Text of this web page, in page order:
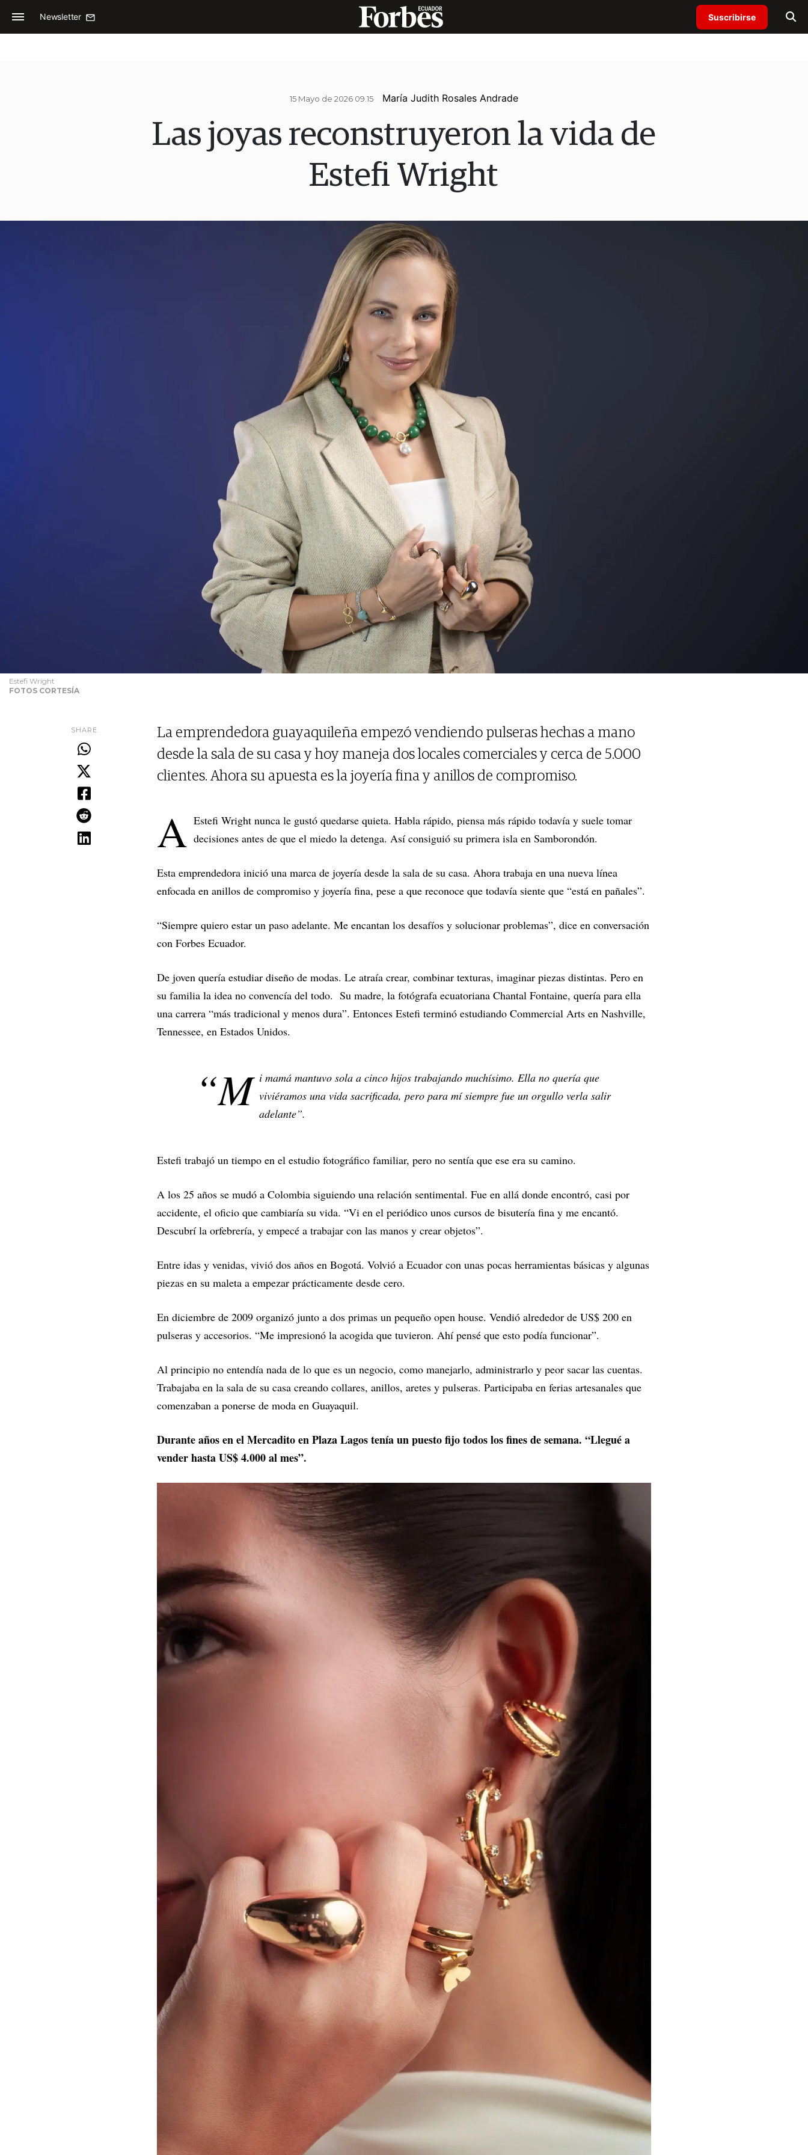
Newsletter Suscribirse
15 Mayo de 2026 09.15 María Judith Rosales Andrade
Las joyas reconstruyeron la vida de
Estefi Wright
Estefi Wright
FOTOS CORTESÍA
SHARE
La emprendedora guayaquileña empezó vendiendo pulseras hechas a mano
desde la sala de su casa y hoy maneja dos locales comerciales y cerca de 5.000
clientes. Ahora su apuesta es la joyería fina y anillos de compromiso.
A Estefi Wright nunca le gustó quedarse quieta. Habla rápido, piensa más rápido todavía y suele tomar
decisiones antes de que el miedo la detenga. Así consiguió su primera isla en Samborondón.
Esta emprendedora inició una marca de joyería desde la sala de su casa. Ahora trabaja en una nueva línea
enfocada en anillos de compromiso y joyería fina, pese a que reconoce que todavía siente que “está en pañales”.
“Siempre quiero estar un paso adelante. Me encantan los desafíos y solucionar problemas”, dice en conversación
con Forbes Ecuador.
De joven quería estudiar diseño de modas. Le atraía crear, combinar texturas, imaginar piezas distintas. Pero en
su familia la idea no convencía del todo. Su madre, la fotógrafa ecuatoriana Chantal Fontaine, quería para ella
una carrera “más tradicional y menos dura”. Entonces Estefi terminó estudiando Commercial Arts en Nashville,
Tennessee, en Estados Unidos.
“M i mamá mantuvo sola a cinco hijos trabajando muchísimo. Ella no quería que
viviéramos una vida sacrificada, pero para mí siempre fue un orgullo verla salir
adelante”.
Estefi trabajó un tiempo en el estudio fotográfico familiar, pero no sentía que ese era su camino.
A los 25 años se mudó a Colombia siguiendo una relación sentimental. Fue en allá donde encontró, casi por
accidente, el oficio que cambiaría su vida. “Vi en el periódico unos cursos de bisutería fina y me encantó.
Descubrí la orfebrería, y empecé a trabajar con las manos y crear objetos”.
Entre idas y venidas, vivió dos años en Bogotá. Volvió a Ecuador con unas pocas herramientas básicas y algunas
piezas en su maleta a empezar prácticamente desde cero.
En diciembre de 2009 organizó junto a dos primas un pequeño open house. Vendió alrededor de US$ 200 en
pulseras y accesorios. “Me impresionó la acogida que tuvieron. Ahí pensé que esto podía funcionar”.
Al principio no entendía nada de lo que es un negocio, como manejarlo, administrarlo y peor sacar las cuentas.
Trabajaba en la sala de su casa creando collares, anillos, aretes y pulseras. Participaba en ferias artesanales que
comenzaban a ponerse de moda en Guayaquil.
Durante años en el Mercadito en Plaza Lagos tenía un puesto fijo todos los fines de semana. “Llegué a
vender hasta US$ 4.000 al mes”.